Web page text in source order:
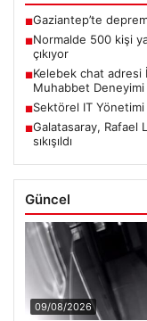
■Gaziantep’te
■Normalde 500 kişi
çıkıyor
■Kelebek chat adresi
Muhabbet Deneyimi
■Sektörel IT
■Galatasaray, Rafael
sıkışıldı
Güncel
09/08/2026